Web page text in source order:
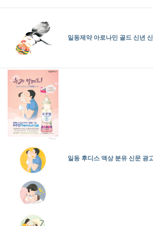
일동제약 아로나민 골드 신년
일동 후디스 액상 분유 신문 광